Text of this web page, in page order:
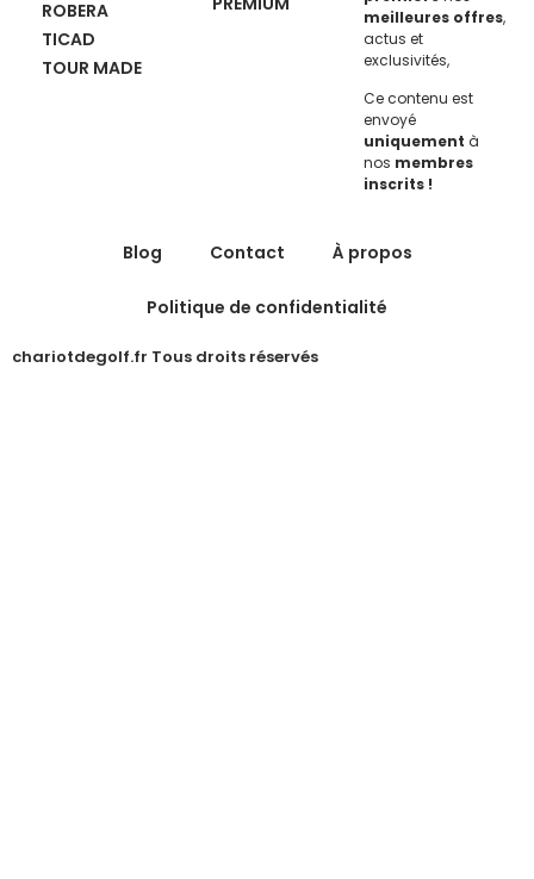
ROBERA
TICAD
TOUR MADE
meilleures offres,
actus et
exclusivités,
Ce contenu est
envoyé
uniquement à
nos membres
inscrits !
chariotdegolf.fr Tous droits réservés
Blog Contact À propos
Politique de confidentialité